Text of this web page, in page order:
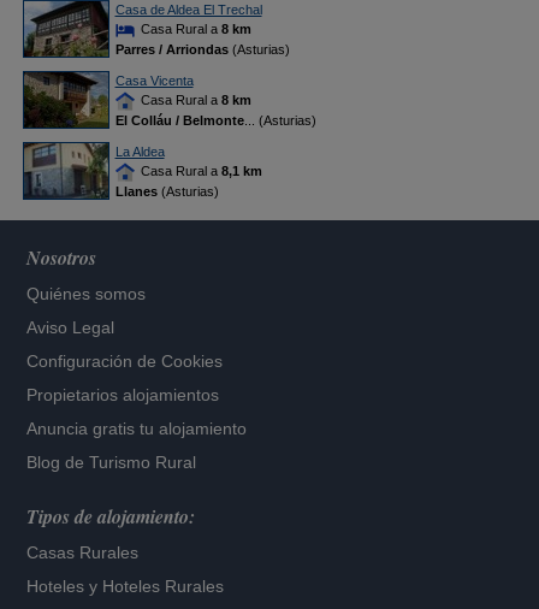
Casa de Aldea El Trechal
Casa Rural a 8 km
Parres / Arriondas(Asturias)
Casa Vicenta
Casa Rural a 8 km
El Colláu / Belmonte... (Asturias)
La Aldea
Casa Rural a 8,1 km
Llanes(Asturias)
Nosotros
Quiénes somos
Aviso Legal
Configuración de Cookies
Propietarios alojamientos
Anuncia gratis tu alojamiento
Blog de Turismo Rural
Tipos de alojamiento:
Casas Rurales
Hoteles y Hoteles Rurales